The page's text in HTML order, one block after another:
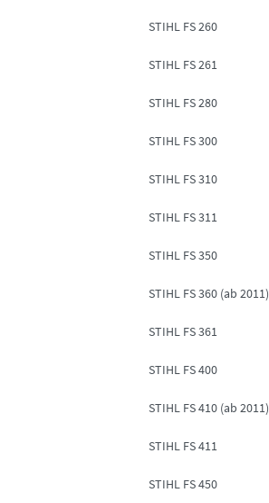
STIHL FS 260
STIHL FS 261
STIHL FS 280
STIHL FS 300
STIHL FS 310
STIHL FS 311
STIHL FS 350
STIHL FS 360 (ab 2011)
STIHL FS 361
STIHL FS 400
STIHL FS 410 (ab 2011)
STIHL FS 411
STIHL FS 450